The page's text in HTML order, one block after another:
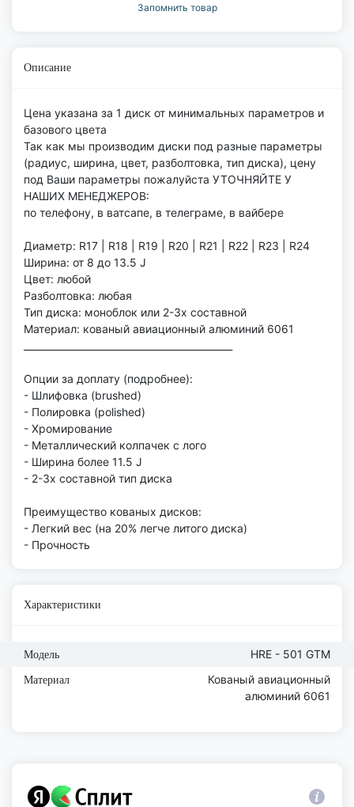
Запомнить товар
Описание
Цена указана за 1 диск от минимальных параметров и
базового цвета
Так как мы производим диски под разные параметры
(радиус, ширина, цвет, разболтовка, тип диска), цену
под Ваши параметры пожалуйста УТОЧНЯЙТЕ У
НАШИХ МЕНЕДЖЕРОВ:
по телефону, в ватсапе, в телеграме, в вайбере
Диаметр: R17 | R18 | R19 | R20 | R21 | R22 | R23 | R24
Ширина: от 8 до 13.5 J
Цвет: любой
Разболтовка: любая
Тип диска: моноблок или 2-3х составной
Материал: кованый авиационный алюминий 6061
Опции за доплату (подробнее):
- Шлифовка (brushed)
- Полировка (polished)
- Хромирование
- Металлический колпачек с лого
- Ширина более 11.5 J
- 2-3х составной тип диска
Преимущество кованых дисков:
- Легкий вес (на 20% легче литого диска)
- Прочность
Характеристики
Модель HRE - 501 GTM
Материал
Кованый авиационный
алюминий 6061